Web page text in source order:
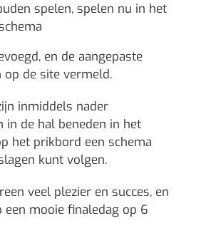
spelen, spelen nu in het
en de aangepaste
op de site vermeld.
inmiddels nader
in de hal beneden in het
het prikbord een schema
kunt volgen.
veel plezier en succes, en
een mooie finaledag op 6